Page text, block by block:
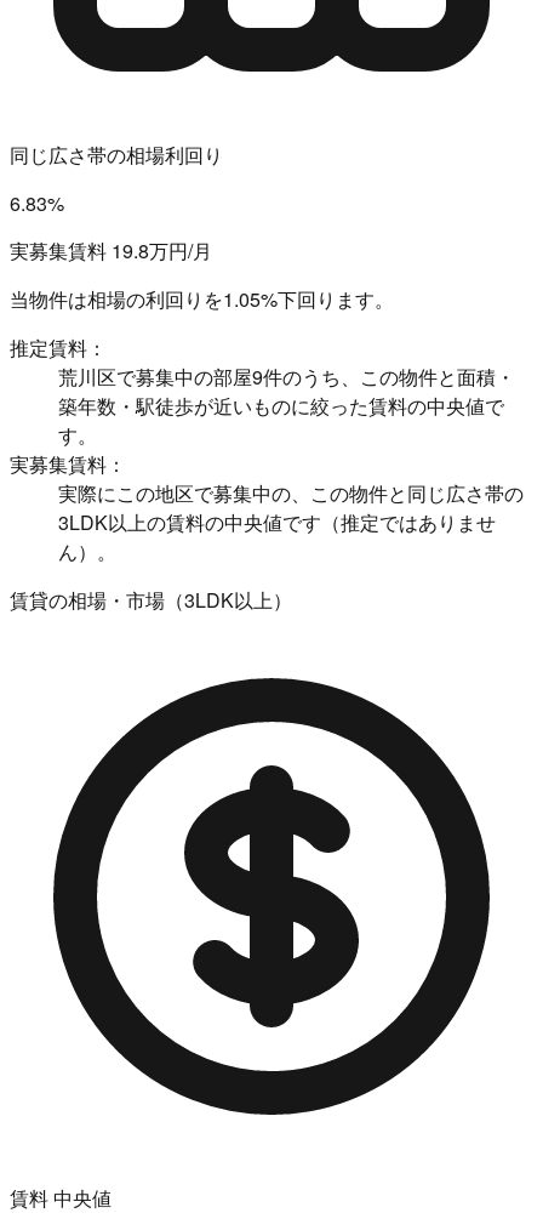
同じ広さ帯の相場利回り
6.83%
実募集賃料 19.8万円/月
当物件は相場の利回りを1.05%下回ります。
推定賃料：
荒川区で募集中の部屋9件のうち、この物件と面積・
築年数・駅徒歩が近いものに絞った賃料の中央値で
す。
実募集賃料：
実際にこの地区で募集中の、この物件と同じ広さ帯の
3LDK以上の賃料の中央値です（推定ではありませ
ん）。
賃貸の相場・市場（3LDK以上）
賃料 中央値